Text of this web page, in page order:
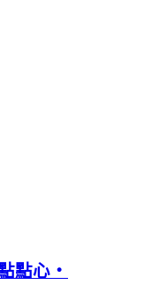
點心‧